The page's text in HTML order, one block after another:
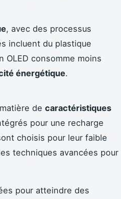
, avec des processus
incluent du plastique
OLED consomme moins
énergétique.
de caractéristiques
pour une recharge
choisis pour leur faible
techniques avancées pour
pour atteindre des